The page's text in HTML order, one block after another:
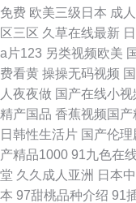
免费 欧美三级日本 成
区三区 久草在线最新
a片123 另类视频欧美
费看黄 操操无码视频
人夜夜做 国产在线小视
精产国品 香蕉视频国产
日韩性生活片 国产伦理
产精品1000 91九色在
堂 久久成人亚洲 日本
本 97甜桃品种介绍 91